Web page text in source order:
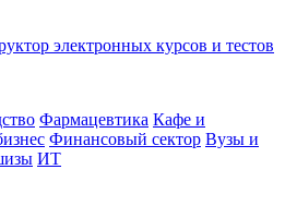
электронных курсов и тестов
Фармацевтика Кафе и
Финансовый сектор Вузы и
ИТ